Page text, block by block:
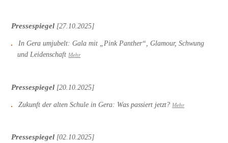
Pressespiegel [27.10.2025]
In Gera umjubelt: Gala mit „Pink Panther“, Glamour, Schwung
und Leidenschaft Mehr
Pressespiegel [20.10.2025]
Zukunft der alten Schule in Gera: Was passiert jetzt? Mehr
Pressespiegel [02.10.2025]